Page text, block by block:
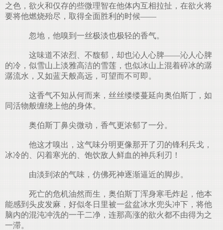
之色，欲火和仅存的些微理智在他体内互相拉扯，在欲火将
要将他燃烧殆尽，取得全面胜利的时候——
忽地，他嗅到一丝极淡也极轻的香气。
这味道不浓烈、不馥郁，却也沁人心脾——沁人心脾
的冷，似雪山上淡雅高洁的雪莲，也似冰山上混着碎冰的潺
潺流水，又如蓝天般高远，可望而不可即。
这香气不知从何而来，丝丝缕缕蔓延向奥伯斯丁，如
同活物般缠绕上他的身体。
奥伯斯丁鼻尖微动，香气更浓郁了一分。
他这才嗅出，这气味分明更像那开了刃的锋利兵戈，
冰冷的、闪着寒光的、饱饮敌人鲜血的神兵利刃！
由淡到浓的气味，仿佛死神逐渐逼近的脚步。
死亡的危机油然而生，奥伯斯丁浑身寒毛炸起，他本
能感到头皮发麻，好似冬日里被一盆盆冰水兜头冲下，将他
脑内的混沌冲洗的一干二净，连那高涨的欲火都不由得为之
一滞。